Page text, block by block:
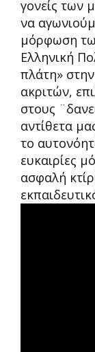
γονείς των
να
μόρφωση
Ελληνική
πλάτη»
ακριτών,
στους
αντίθετα
το
ευκαιρίες
ασφαλή